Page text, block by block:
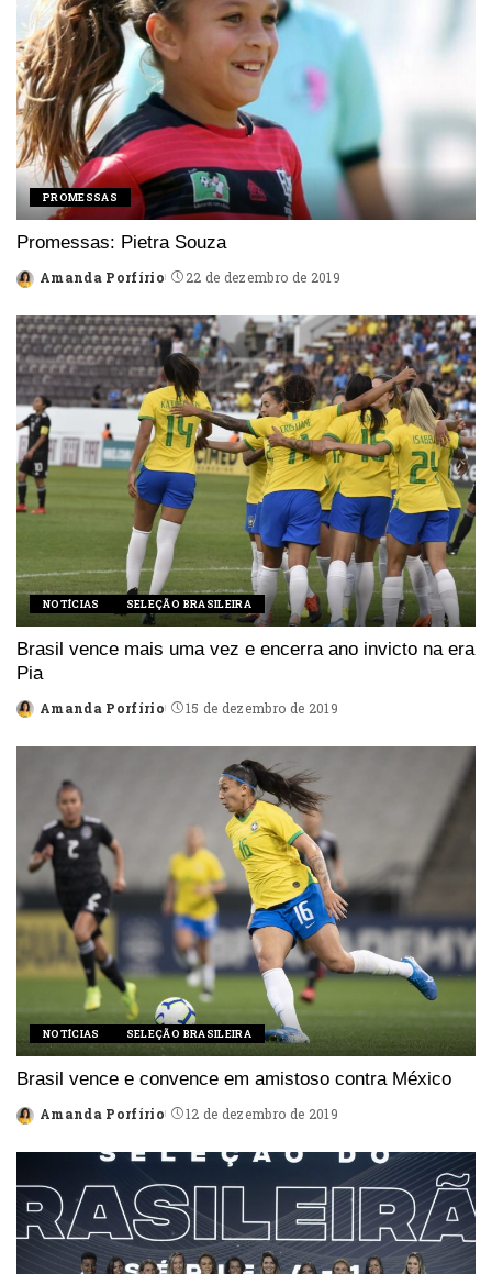
PROMESSAS
Promessas: Pietra Souza
Posted
Amanda Porfírio 22 de dezembro de 2019
NOTÍCIAS SELEÇÃO BRASILEIRA
Brasil vence mais uma vez e encerra ano invicto na era
Pia
Posted
Amanda Porfírio 15 de dezembro de 2019
NOTÍCIAS SELEÇÃO BRASILEIRA
Brasil vence e convence em amistoso contra México
Posted
Amanda Porfírio 12 de dezembro de 2019